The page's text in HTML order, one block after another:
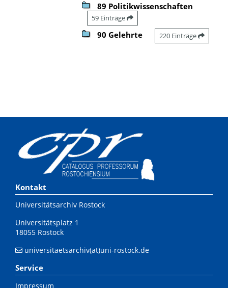
89 Politikwissenschaften
59 Einträge
90 Gelehrte 220 Einträge
Kontakt
Universitätsarchiv Rostock
Universitätsplatz 1
18055 Rostock
universitaetsarchiv(at)uni-rostock.de
Service
Impressum